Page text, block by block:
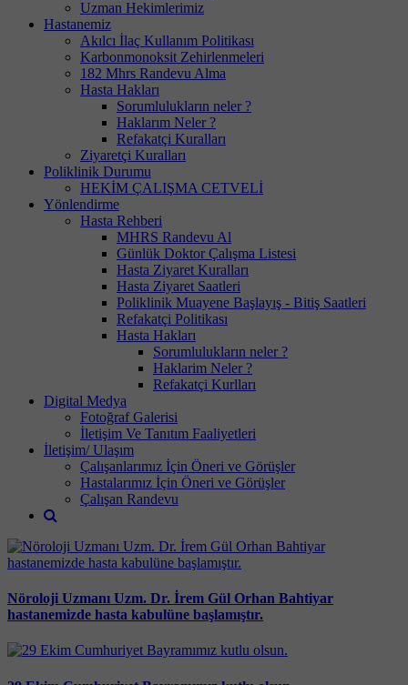
Uzman Hekimlerimiz
Hastanemiz
Akılcı İlaç Kullanım Politikası
Karbonmonoksit Zehirlenmeleri
182 Mhrs Randevu Alma
Hasta Hakları
Sorumlulukların neler ?
Haklarım Neler ?
Refakatçi Kuralları
Ziyaretçi Kuralları
Poliklinik Durumu
HEKİM ÇALIŞMA CETVELİ
Yönlendirme
Hasta Rehberi
MHRS Randevu Al
Günlük Doktor Çalışma Listesi
Hasta Ziyaret Kuralları
Hasta Ziyaret Saatleri
Poliklinik Muayene Başlayış - Bitiş Saatleri
Refakatçi Politikası
Hasta Hakları
Sorumlulukların neler ?
Haklarim Neler ?
Refakatçi Kurlları
Digital Medya
Fotoğraf Galerisi
İletişim Ve Tanıtım Faaliyetleri
İletişim/ Ulaşım
Çalışanlarımız İçin Öneri ve Görüşler
Hastalarımız İçin Öneri ve Görüşler
Çalışan Randevu
Nöroloji Uzmanı Uzm. Dr. İrem Gül Orhan Bahtiyar
hastanemizde hasta kabulüne başlamıştır.